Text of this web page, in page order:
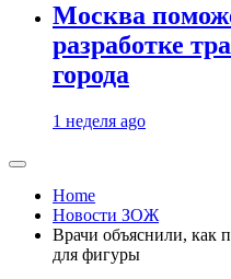
Москва
разработке
города
1 неделя ago
Home
Новости ЗОЖ
Врачи объяснили, как
для фигуры